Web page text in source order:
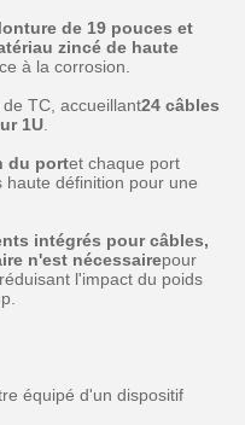
de 19 pouces et
zincé de haute
à la corrosion.
TC, accueillant24 câbles
1U
du portet chaque port
définition pour une
intégrés pour câbles,
n'est nécessairepour
l'impact du poids
équipé d'un dispositif